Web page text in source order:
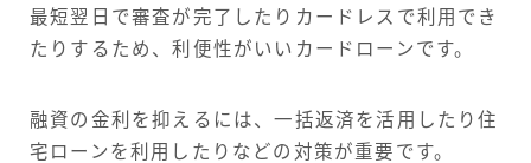
最短翌日で審査が完了したりカードレスで利用でき
たりするため、利便性がいいカードローンです。
融資の金利を抑えるには、一括返済を活用したり住
宅ローンを利用したりなどの対策が重要です。